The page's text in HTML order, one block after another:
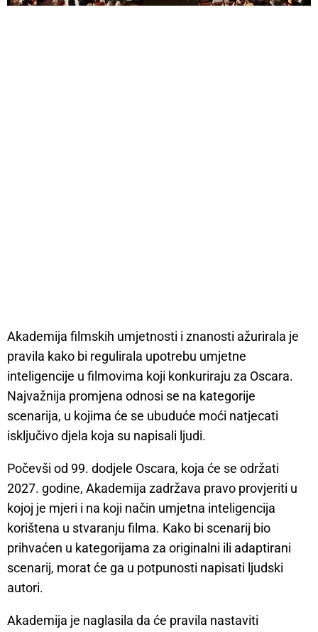
Akademija filmskih umjetnosti i znanosti ažurirala je
pravila kako bi regulirala upotrebu umjetne
inteligencije u filmovima koji konkuriraju za Oscara.
Najvažnija promjena odnosi se na kategorije
scenarija, u kojima će se ubuduće moći natjecati
isključivo djela koja su napisali ljudi.
Počevši od 99. dodjele Oscara, koja će se održati
2027. godine, Akademija zadržava pravo provjeriti u
kojoj je mjeri i na koji način umjetna inteligencija
korištena u stvaranju filma. Kako bi scenarij bio
prihvaćen u kategorijama za originalni ili adaptirani
scenarij, morat će ga u potpunosti napisati ljudski
autori.
Akademija je naglasila da će pravila nastaviti